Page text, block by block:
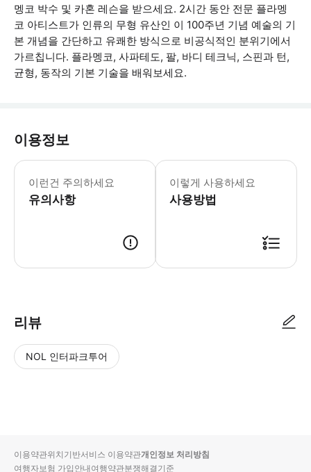
멩코 박수 및 카혼 레슨을 받으세요. 2시간 동안 전문 플라멩
코 아티스트가 인류의 무형 유산인 이 100주년 기념 예술의 기
본 개념을 간단하고 유쾌한 방식으로 비공식적인 분위기에서
가르칩니다. 플라멩코, 사파테도, 팔, 바디 테크닉, 스핀과 턴,
균형, 동작의 기본 기술을 배워보세요.
이용정보
이런건 주의하세요
유의사항
이 활동은 비가 오나 눈이 오나 진행
이렇게 사용하세요
사용방법
리뷰
NOL 인터파크투어
입니
순
상
이용약관위치기반서비스 이용약관개인정보 처리방침
여행자보험 가입안내여행약관분쟁해결기준